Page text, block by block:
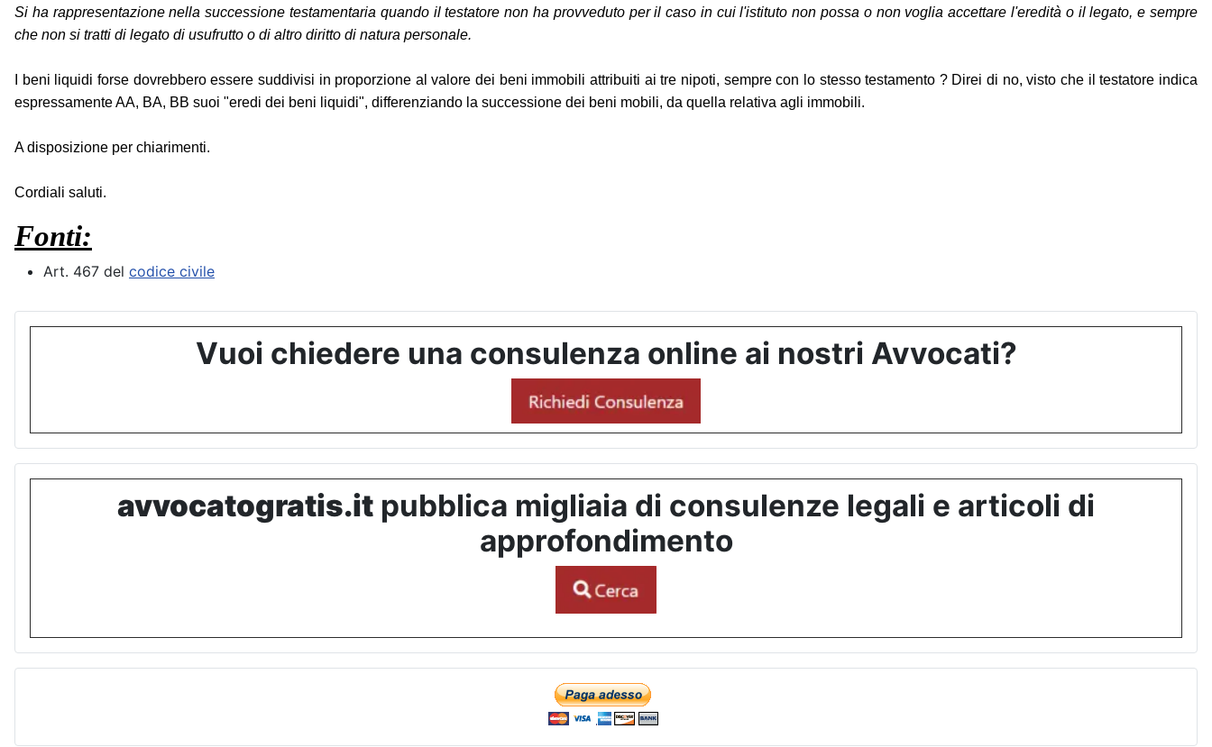
Si ha rappresentazione nella successione testamentaria quando il testatore non ha provveduto per il caso in cui l'istituto non possa o non voglia accettare l'eredità o il legato, e sempre
che non si tratti di legato di usufrutto o di altro diritto di natura personale.
I beni liquidi forse dovrebbero essere suddivisi in proporzione al valore dei beni immobili attribuiti ai tre nipoti, sempre con lo stesso testamento ? Direi di no, visto che il testatore indica
espressamente AA, BA, BB suoi "eredi dei beni liquidi", differenziando la successione dei beni mobili, da quella relativa agli immobili.
A disposizione per chiarimenti.
Cordiali saluti.
Fonti:
Art. 467 del codice civile
Vuoi chiedere una consulenza online ai nostri Avvocati?
avvocatogratis.it pubblica migliaia di consulenze legali e articoli di
approfondimento